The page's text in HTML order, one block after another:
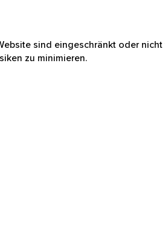
sind eingeschränkt oder
zu minimieren.